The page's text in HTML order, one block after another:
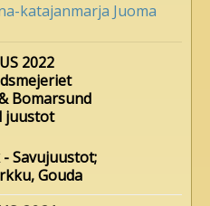
katajanmarja Juoma
2022
Bomarsund
juustot
- Savujuustot;
Gouda